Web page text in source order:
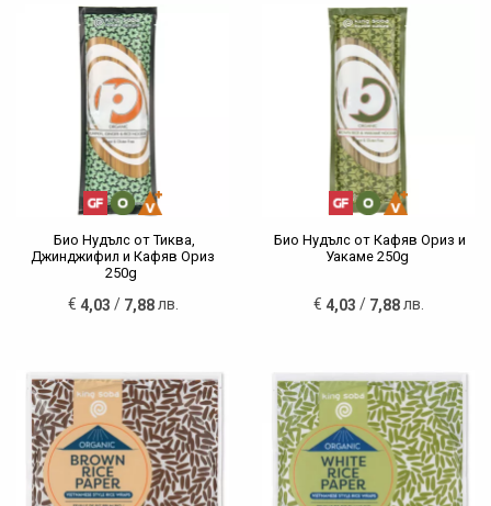
Био Нудълс от Тиква,
Джинджифил и Кафяв Ориз
250g
€ 4,03 / 7,88лв.
Био Нудълс от Кафяв Ориз и
Уакаме 250g
€ 4,03 / 7,88лв.